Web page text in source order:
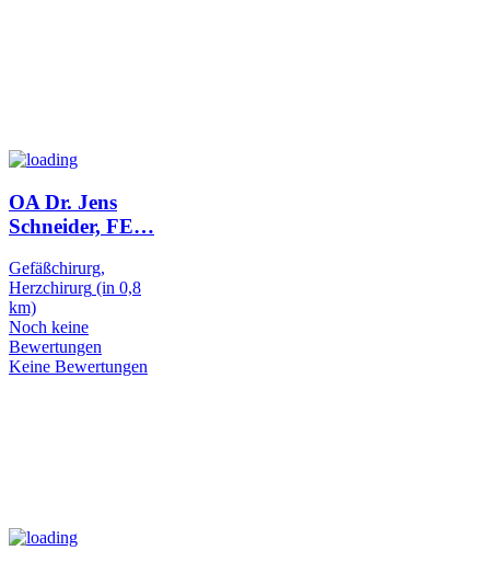
OA Dr. Jens
Schneider, FE…
Gefäßchirurg,
Herzchirurg (in 0,8
km)
Noch keine
Bewertungen
Keine Bewertungen